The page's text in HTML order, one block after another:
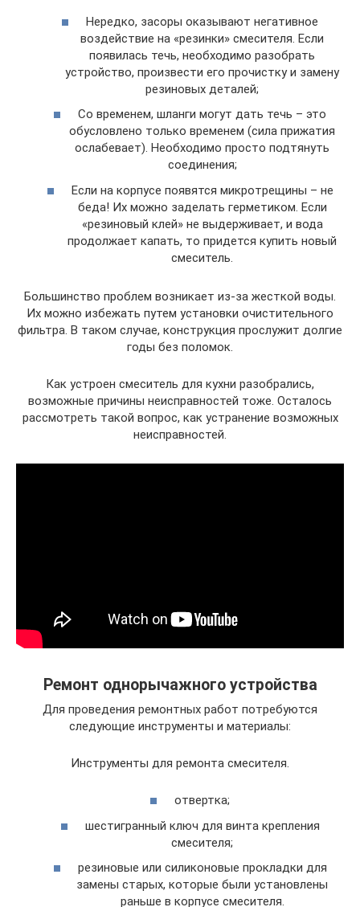
Нередко, засоры оказывают негативное
воздействие на «резинки» смесителя. Если
появилась течь, необходимо разобрать
устройство, произвести его прочистку и замену
резиновых деталей;
Со временем, шланги могут дать течь – это
обусловлено только временем (сила прижатия
ослабевает). Необходимо просто подтянуть
соединения;
Если на корпусе появятся микротрещины – не
беда! Их можно заделать герметиком. Если
«резиновый клей» не выдерживает, и вода
продолжает капать, то придется купить новый
смеситель.
Большинство проблем возникает из-за жесткой воды.
Их можно избежать путем установки очистительного
фильтра. В таком случае, конструкция прослужит долгие
годы без поломок.
Как устроен смеситель для кухни разобрались,
возможные причины неисправностей тоже. Осталось
рассмотреть такой вопрос, как устранение возможных
неисправностей.
Ремонт однорычажного устройства
Для проведения ремонтных работ потребуются
следующие инструменты и материалы:
Инструменты для ремонта смесителя.
отвертка;
шестигранный ключ для винта крепления
смесителя;
резиновые или силиконовые прокладки для
замены старых, которые были установлены
раньше в корпусе смесителя.